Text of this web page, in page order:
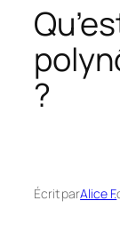
?
Écrit parAlice F.